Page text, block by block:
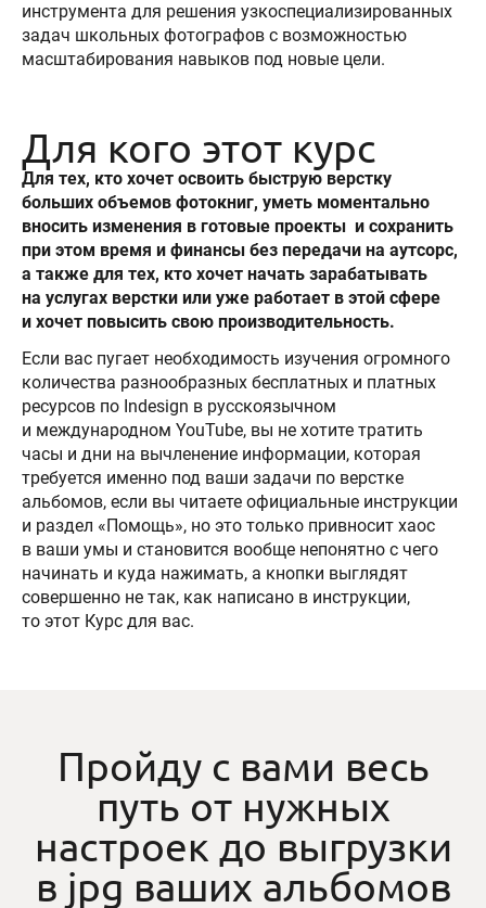
инструмента для решения узкоспециализированных
задач школьных фотографов с возможностью
масштабирования навыков под новые цели.
Для кого этот курс
Для тех, кто хочет освоить быструю верстку
больших объемов фотокниг, уметь моментально
вносить изменения в готовые проекты и сохранить
при этом время и финансы без передачи на аутсорс,
а также для тех, кто хочет начать зарабатывать
на услугах верстки или уже работает в этой сфере
и хочет повысить свою производительность.
Если вас пугает необходимость изучения огромного
количества разнообразных бесплатных и платных
ресурсов по Indesign в русскоязычном
и международном YouTube, вы не хотите тратить
часы и дни на вычленение информации, которая
требуется именно под ваши задачи по верстке
альбомов, если вы читаете официальные инструкции
и раздел «Помощь», но это только привносит хаос
в ваши умы и становится вообще непонятно с чего
начинать и куда нажимать, а кнопки выглядят
совершенно не так, как написано в инструкции,
то этот Курс для вас.
Пройду с вами весь
путь от нужных
настроек до выгрузки
в jpg ваших альбомов